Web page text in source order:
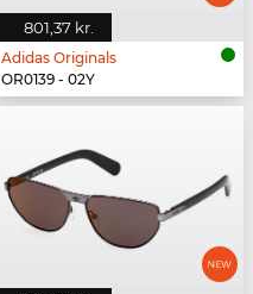
801,37 kr.
Adidas Originals
OR0139 - 02Y